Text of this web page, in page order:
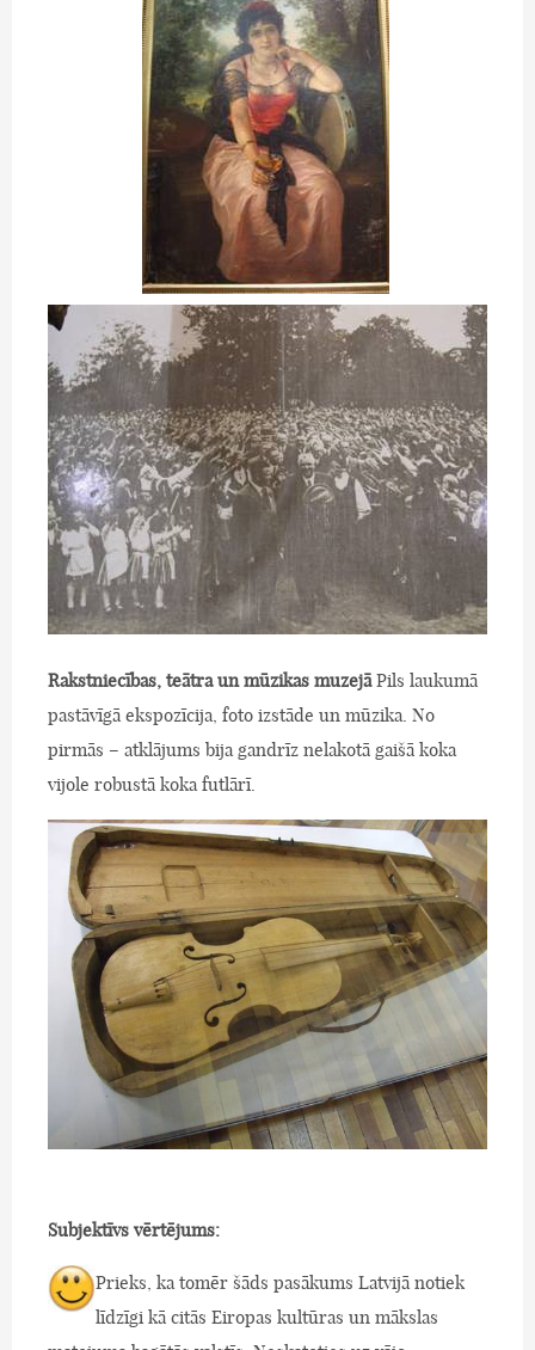
Rakstniecības, teātra un mūzikas muzejāPils laukumā
pastāvīgā ekspozīcija, foto izstāde un mūzika. No
pirmās – atklājums bija gandrīz nelakotā gaišā koka
vijole robustā koka futlārī.
Subjektīvs vērtējums:
Prieks, ka tomēr šāds pasākums Latvijā notiek
līdzīgi kā citās Eiropas kultūras un mākslas